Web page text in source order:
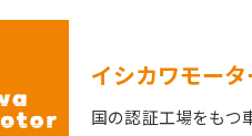
イシカワモータ
国の認証工場をもつ